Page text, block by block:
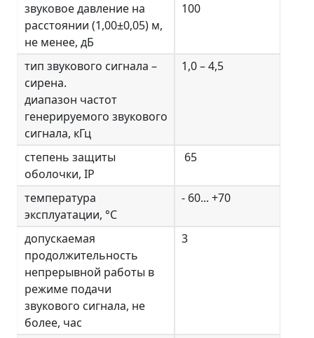
звуковое давление на
расстоянии (1,00±0,05) м,
не менее, дБ
100
тип звукового сигнала –
сирена.
диапазон частот
генерируемого звукового
сигнала, кГц
1,0 – 4,5
cтепень защиты
оболочки, IP
65
температура
эксплуатации, °С
- 60... +70
допускаемая
продолжительность
непрерывной работы в
режиме подачи
звукового сигнала, не
более, час
3